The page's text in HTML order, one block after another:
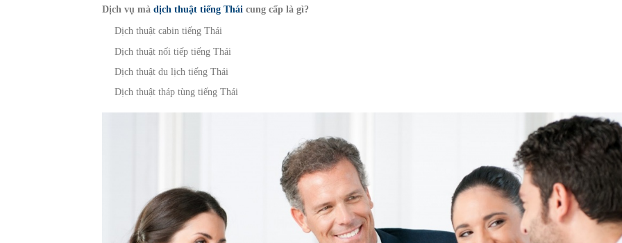
Dịch vụ mà dịch thuật tiếng Thái cung cấp là gì?
Dịch thuật cabin tiếng Thái
Dịch thuật nối tiếp tiếng Thái
Dịch thuật du lịch tiếng Thái
Dịch thuật tháp tùng tiếng Thái